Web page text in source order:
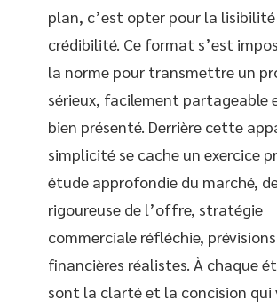
plan, c’est opter pour la
crédibilité. Ce format s’est
la norme pour transmettre un
sérieux, facilement partageable
bien présenté. Derrière cette
simplicité se cache un exercice
étude approfondie du marché,
rigoureuse de l’offre, stratégie
commerciale réfléchie, prévisions
financières réalistes. À chaque
sont la clarté et la concision qui